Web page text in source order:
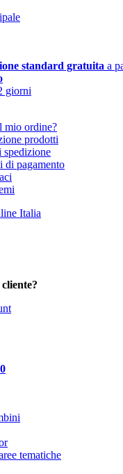
standard gratuita a
giorni
mio ordine?
prodotti
spedizione
di pagamento
tematiche